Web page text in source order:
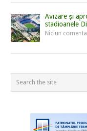
Avizare și
stadioanele
Niciun